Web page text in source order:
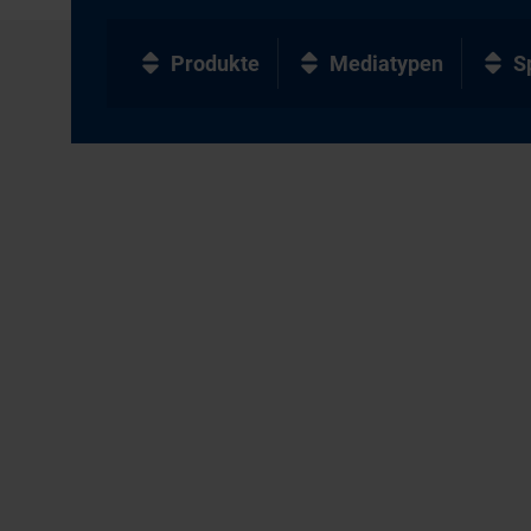
Produkte Mediatypen